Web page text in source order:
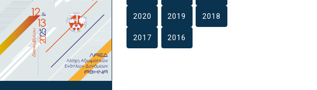
2020 2019 2018
2017 2016